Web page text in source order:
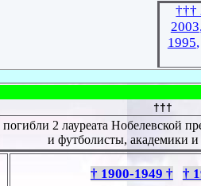
†††
2003
1995
†††
погибли 2 лауреата Нобелевской
и футболисты, академики
† 1900-1949 †
†